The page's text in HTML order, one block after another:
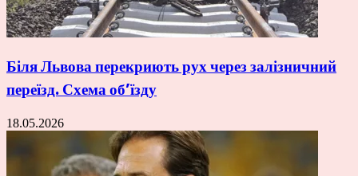
Біля Львова перекриють рух через залізничний
переїзд. Схема об’їзду
18.05.2026